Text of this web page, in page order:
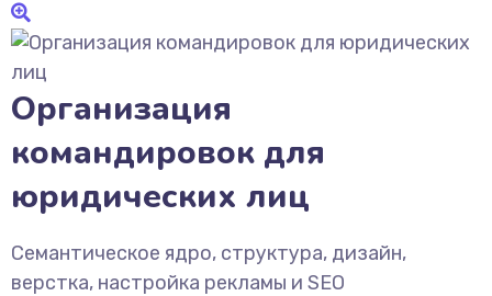
Организация
командировок для
юридических лиц
Семантическое ядро, структура, дизайн,
верстка, настройка рекламы и SEO